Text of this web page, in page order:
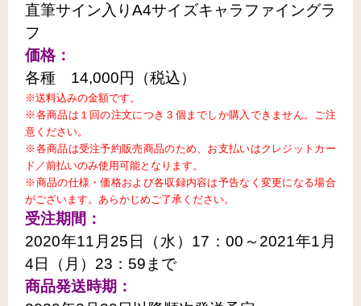
直筆サイン入りA4サイズキャラファイングラ
フ
価格：
各種 14,000円（税込）
※送料込みの金額です。
※各商品は１回の注文につき３個までしか購入できません。ご注
意ください。
※各商品は受注予約販売商品のため、お支払いはクレジットカー
ド／前払いのみ使用可能となります。
※商品の仕様・価格および各収録内容は予告なく変更になる場合
がございます。あらかじめご了承ください。
受注期間：
2020年11月25日（水）17：00～2021年1月
4日（月）23：59まで
商品発送時期：